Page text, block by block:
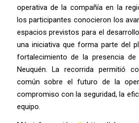
operativa de la compañía en la
los participantes conocieron los
espacios previstos para el
una iniciativa que forma parte del
fortalecimiento de la presencia de
Neuquén. La recorrida permitió
común sobre el futuro de la
compromiso con la seguridad, la
equipo.